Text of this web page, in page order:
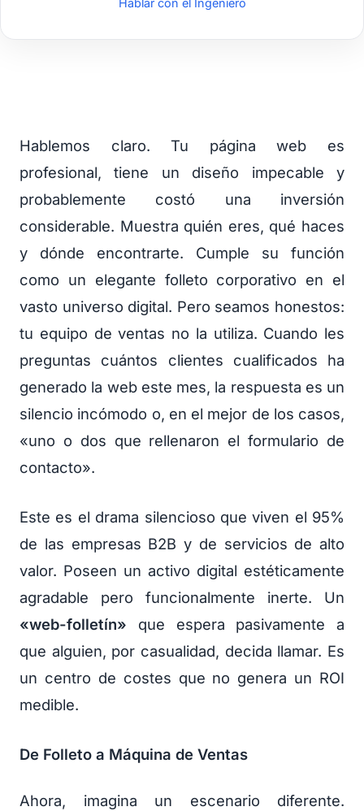
Hablemos claro. Tu página web es
profesional, tiene un diseño impecable y
probablemente costó una inversión
considerable. Muestra quién eres, qué haces
y dónde encontrarte. Cumple su función
como un elegante folleto corporativo en el
vasto universo digital. Pero seamos honestos:
tu equipo de ventas no la utiliza. Cuando les
preguntas cuántos clientes cualificados ha
generado la web este mes, la respuesta es un
silencio incómodo o, en el mejor de los casos,
«uno o dos que rellenaron el formulario de
contacto».
Este es el drama silencioso que viven el 95%
de las empresas B2B y de servicios de alto
valor. Poseen un activo digital estéticamente
agradable pero funcionalmente inerte. Un
«web-folletín» que espera pasivamente a
que alguien, por casualidad, decida llamar. Es
un centro de costes que no genera un ROI
medible.
De Folleto a Máquina de Ventas
Ahora, imagina un escenario diferente.
Hablar con el Ingeniero